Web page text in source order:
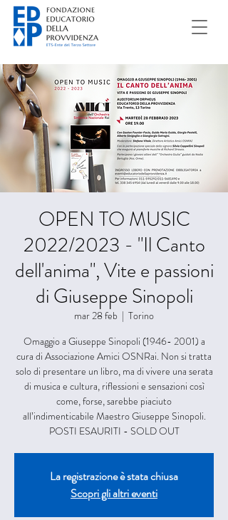
OPEN TO MUSIC
2022/2023 - "Il Canto
dell'anima", Vite e passioni
di Giuseppe Sinopoli
mar 28 feb
  |
Torino
Omaggio a Giuseppe Sinopoli (1946- 2001) a
cura di Associazione Amici OSNRai. Non si tratta
solo di presentare un libro, ma di vivere una serata
di musica e cultura, riflessioni e sensazioni così
come, forse, sarebbe piaciuto
all’indimenticabile Maestro Giuseppe Sinopoli.
POSTI ESAURITI - SOLD OUT
La registrazione è stata chiusa
Scopri gli altri eventi